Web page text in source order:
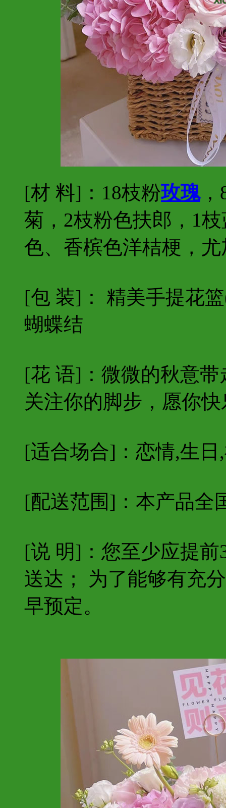
[材 料]：18枝粉玫瑰，
菊，2枝粉色扶郎，1
色、香槟色洋桔梗，
[包 装]： 精美手提花
蝴蝶结
[花 语]：微微的秋意
关注你的脚步，愿你
[适合场合]：恋情,生日
[配送范围]：本产品全
[说 明]：您至少应提
送达； 为了能够有充
早预定。